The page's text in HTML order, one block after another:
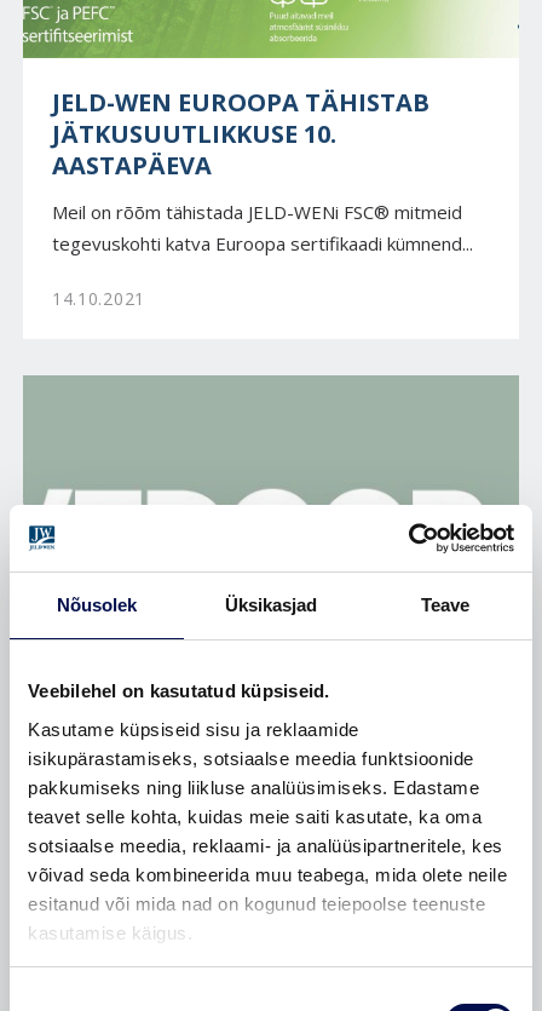
Nõusolek Üksikasjad Teave
Veebilehel on kasutatud küpsiseid.
Kasutame küpsiseid sisu ja reklaamide
isikupärastamiseks, sotsiaalse meedia funktsioonide
pakkumiseks ning liikluse analüüsimiseks. Edastame
teavet selle kohta, kuidas meie saiti kasutate, ka oma
sotsiaalse meedia, reklaami- ja analüüsipartneritele, kes
võivad seda kombineerida muu teabega, mida olete neile
esitanud või mida nad on kogunud teiepoolse teenuste
kasutamise käigus.
JELD-WEN EUROOPA TÄHISTAB
JÄTKUSUUTLIKKUSE 10.
AASTAPÄEVA
Meil on rõõm tähistada JELD-WENi FSC® mitmeid
tegevuskohti katva Euroopa sertifikaadi kümnend...
14.10.2021
JELD-WEN TOOB TURULE UUE
UKSEBRÄNDI ─ SWEDOOR
Eesmärgiga investeerida Põhja-Euroopas
uksekategooria tugevdamisse ning teha valik
klientide ja p...
01.04.2021